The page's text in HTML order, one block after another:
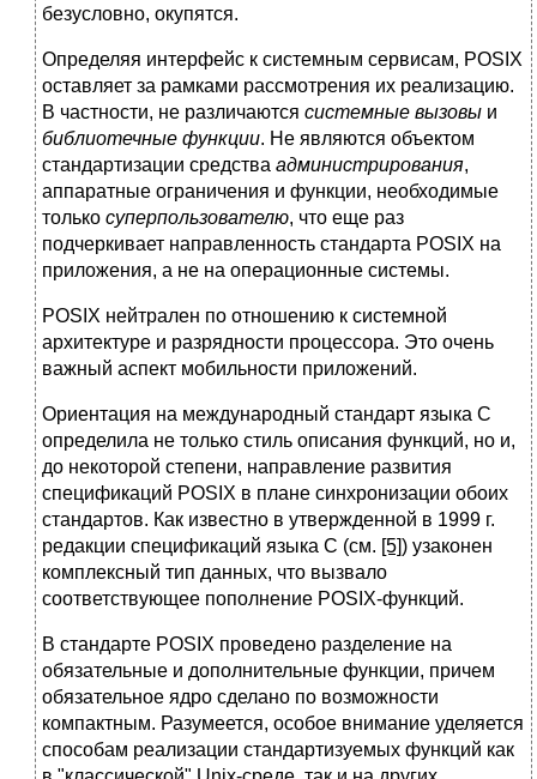
безусловно, окупятся.
Определяя интерфейс к системным сервисам, POSIX
оставляет за рамками рассмотрения их реализацию.
В частности, не различаются системные вызовы и
библиотечные функции. Не являются объектом
стандартизации средства администрирования,
аппаратные ограничения и функции, необходимые
только суперпользователю, что еще раз
подчеркивает направленность стандарта POSIX на
приложения, а не на операционные системы.
POSIX нейтрален по отношению к системной
архитектуре и разрядности процессора. Это очень
важный аспект мобильности приложений.
Ориентация на международный стандарт языка C
определила не только стиль описания функций, но и,
до некоторой степени, направление развития
спецификаций POSIX в плане синхронизации обоих
стандартов. Как известно в утвержденной в 1999 г.
редакции спецификаций языка C (см. [5]) узаконен
комплексный тип данных, что вызвало
соответствующее пополнение POSIX-функций.
В стандарте POSIX проведено разделение на
обязательные и дополнительные функции, причем
обязательное ядро сделано по возможности
компактным. Разумеется, особое внимание уделяется
способам реализации стандартизуемых функций как